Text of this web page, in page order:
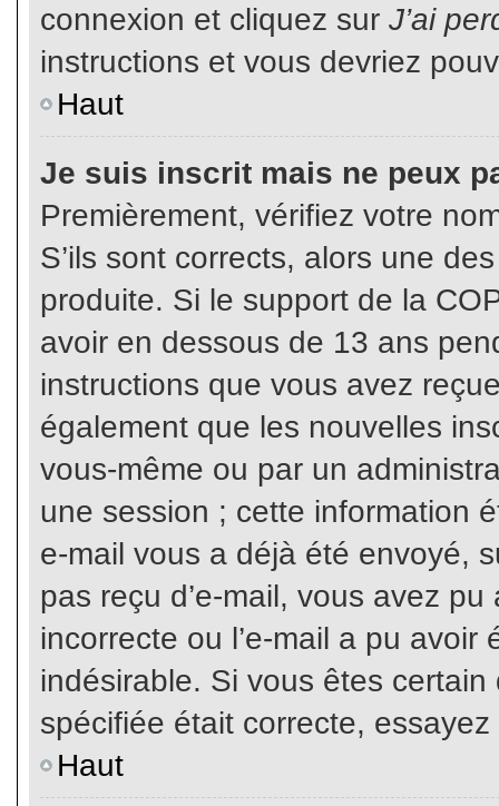
connexion et cliquez sur J’ai
instructions et vous devriez
Haut
Je suis inscrit mais ne peux
Premièrement, vérifiez votre
S’ils sont corrects, alors une
produite. Si le support de la
avoir en dessous de 13 ans
instructions que vous avez
également que les nouvelles
vous-même ou par un
une session ; cette information
e-mail vous a déjà été envoyé,
pas reçu d’e-mail, vous avez
incorrecte ou l’e-mail a pu
indésirable. Si vous êtes
spécifiée était correcte,
Haut